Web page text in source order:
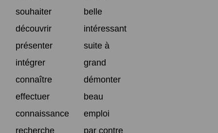
souhaiter
belle
découvrir
intéressant
présenter
suite à
intégrer
grand
connaître
démonter
effectuer
beau
connaissance
emploi
recherche
par contre